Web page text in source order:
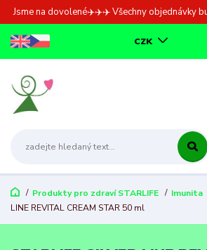
Jsme na dovolené✈️✈️✈️ Všechny objednávky
CZK
Produkty pro zdraví STARLIFE Imunita
LINE REVITAL CREAM STAR 50 ml